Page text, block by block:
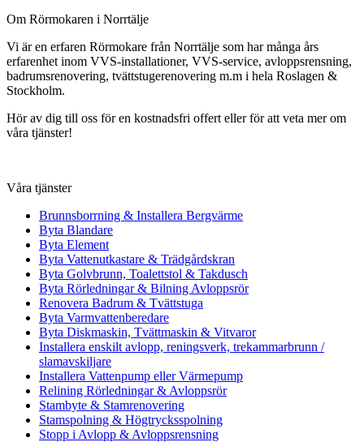
Om Rörmokaren i Norrtälje
Vi är en erfaren Rörmokare från Norrtälje som har många års
erfarenhet inom VVS-installationer, VVS-service, avloppsrensning,
badrumsrenovering, tvättstugerenovering m.m i hela Roslagen &
Stockholm.
Hör av dig till oss för en kostnadsfri offert eller för att veta mer om
våra tjänster!
Våra tjänster
Brunnsborrning & Installera Bergvärme
Byta Blandare
Byta Element
Byta Vattenutkastare & Trädgårdskran
Byta Golvbrunn, Toalettstol & Takdusch
Byta Rörledningar & Bilning Avloppsrör
Renovera Badrum & Tvättstuga
Byta Varmvattenberedare
Byta Diskmaskin, Tvättmaskin & Vitvaror
Installera enskilt avlopp, reningsverk, trekammarbrunn /
slamavskiljare
Installera Vattenpump eller Värmepump
Relining Rörledningar & Avloppsrör
Stambyte & Stamrenovering
Stamspolning & Högtrycksspolning
Stopp i Avlopp & Avloppsrensning